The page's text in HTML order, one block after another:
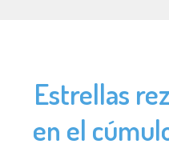
Estrellas
en el